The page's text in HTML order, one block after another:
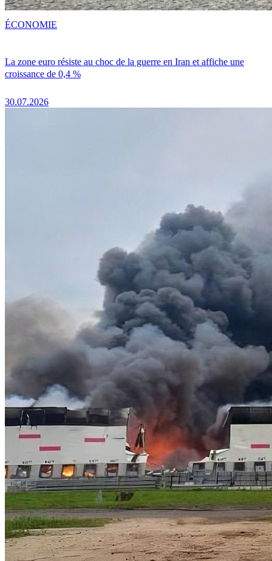
La zone euro résiste au choc de la guerre en Iran et affiche une
croissance de 0,4 %
30.07.2026
ÉCONOMIE